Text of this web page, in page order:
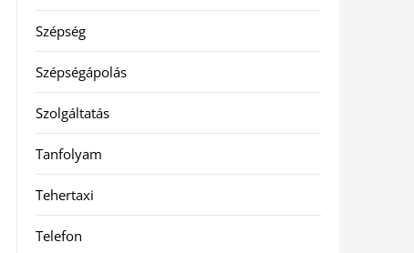
Szépség
Szépségápolás
Szolgáltatás
Tanfolyam
Tehertaxi
Telefon